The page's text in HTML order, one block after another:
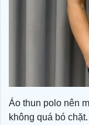
Áo thun polo nên
không quá bó